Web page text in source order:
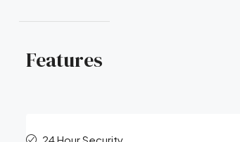
Features